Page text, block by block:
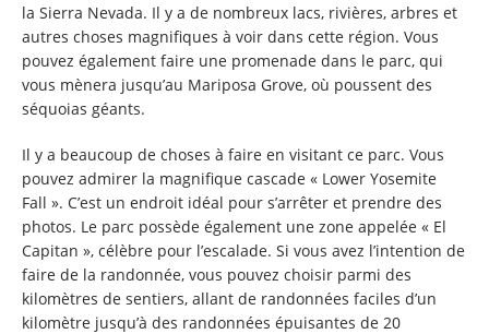
la Sierra Nevada. Il y a de nombreux lacs, rivières, arbres et
autres choses magnifiques à voir dans cette région. Vous
pouvez également faire une promenade dans le parc, qui
vous mènera jusqu’au Mariposa Grove, où poussent des
séquoias géants.
Il y a beaucoup de choses à faire en visitant ce parc. Vous
pouvez admirer la magnifique cascade « Lower Yosemite
Fall ». C’est un endroit idéal pour s’arrêter et prendre des
photos. Le parc possède également une zone appelée « El
Capitan », célèbre pour l’escalade. Si vous avez l’intention de
faire de la randonnée, vous pouvez choisir parmi des
kilomètres de sentiers, allant de randonnées faciles d’un
kilomètre jusqu’à des randonnées épuisantes de 20